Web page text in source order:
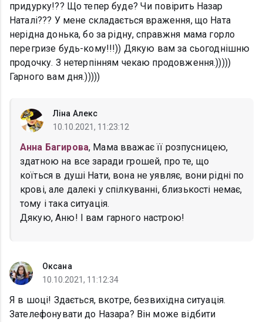
придурку!?? Що тепер буде? Чи повірить Назар
Наталі??? У мене складається враження, що Ната
нерідна донька, бо за рідну, справжня мама горло
перегризе будь-кому!!!)) Дякую вам за сьогоднішню
продочку. З нетерпінням чекаю продовження.)))))
Гарного вам дня.)))))
Ліна Алекс
10.10.2021, 11:23:12
Анна Багирова, Мама вважає її розпусницею,
здатною на все заради грошей, про те, що
коїться в душі Нати, вона не уявляє, вони рідні по
крові, але далекі у спілкуванні, близькості немає,
тому і така ситуація.
Дякую, Аню! І вам гарного настрою!
Оксана
10.10.2021, 11:12:34
Я в шоці! Здається, вкотре, безвихідна ситуація.
Зателефонувати до Назара? Він може відбити